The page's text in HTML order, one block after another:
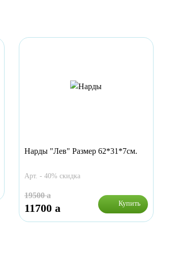
Нарды "Лев" Размер 62*31*7см.
Арт. - 40% скидка
19500a
11700 a Купить